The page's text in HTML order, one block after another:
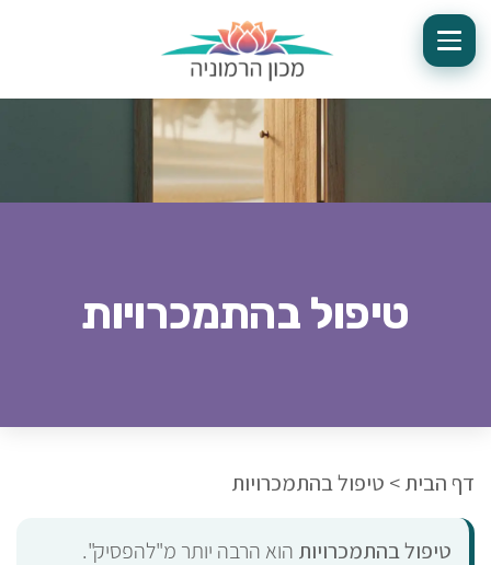
טיפול בהתמכרויות
דף הבית> טיפול בהתמכרויות
טיפול בהתמכרויות הוא הרבה יותר מ"להפסיק".